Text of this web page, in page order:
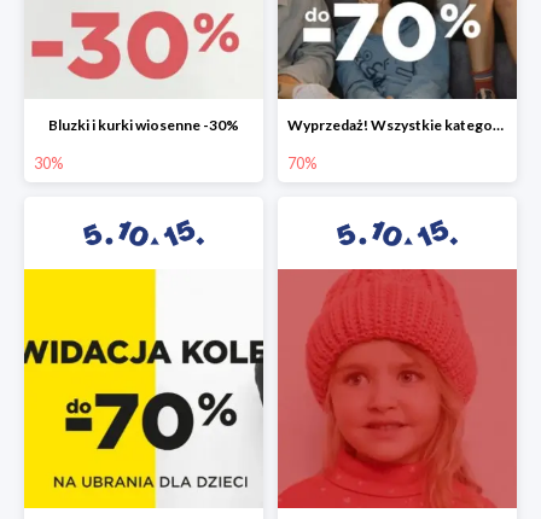
Bluzki i kurki wiosenne -30%
30%
Wyprzedaż! Wszystkie kategorie do -70%
70%